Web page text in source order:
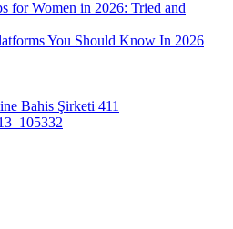
for Women in 2026: Tried and
You Should Know In 2026
Bahis Şirketi 411